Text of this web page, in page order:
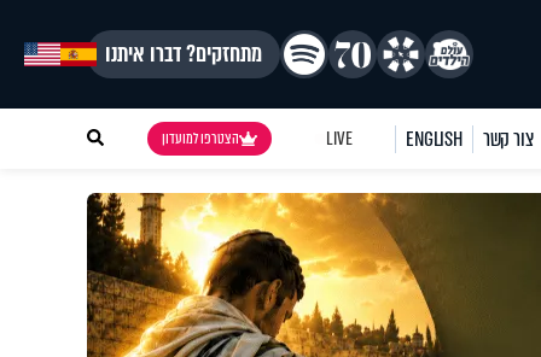
מתחזקים? דברו איתנו
צור קשר ENGLISH
LIVE הצטרפו למועדון